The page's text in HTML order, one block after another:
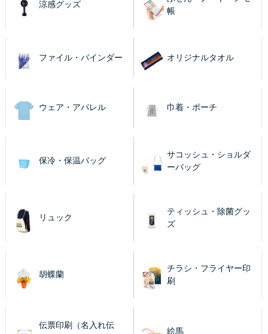
涼感グッズ
帳
ファイル・バインダー オリジナルタオル
ウェア・アパレル 巾着・ポーチ
保冷・保温バッグ
サコッシュ・ショルダ
ーバッグ
リュック
ティッシュ・除菌グッ
ズ
胡蝶蘭
チラシ・フライヤー印
刷
伝票印刷（名入れ伝
絵馬